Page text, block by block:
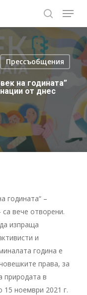
Menu
Прессъобщения
на годината”
от днес
годината“ –
вече отворени.
изпраща
и
година е
права, за
природата в
15 ноември 2021 г.
Close
Menu